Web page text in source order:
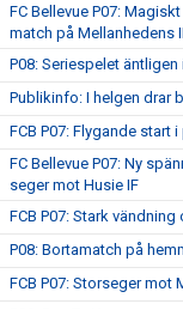
FC Bellevue P07:
match på Mellanhedens
P08: Seriespelet äntligen
Publikinfo: I helgen drar
FCB P07: Flygande start
FC Bellevue P07: Ny
seger mot Husie IF
FCB P07: Stark
P08: Bortamatch på
FCB P07: Storseger mot